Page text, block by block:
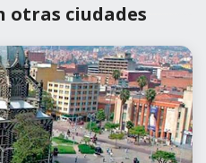
otras ciudades